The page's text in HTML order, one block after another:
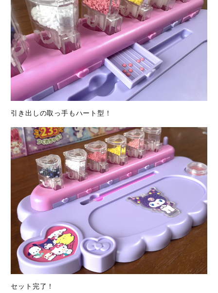
引き出しの取っ手もハート型！
セット完了！